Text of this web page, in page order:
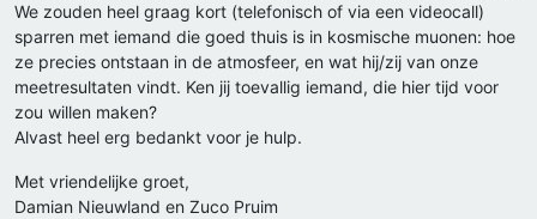
We zouden heel graag kort (telefonisch of via een videocall)
sparren met iemand die goed thuis is in kosmische muonen: hoe
ze precies ontstaan in de atmosfeer, en wat hij/zij van onze
meetresultaten vindt. Ken jij toevallig iemand, die hier tijd voor
zou willen maken?
Alvast heel erg bedankt voor je hulp.
Met vriendelijke groet,
Damian Nieuwland en Zuco Pruim